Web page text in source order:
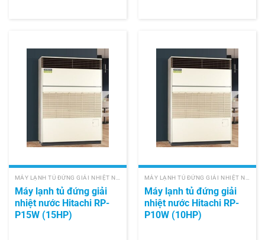
Máy lạnh tủ đứng giải
nhiệt nước Hitachi RP-
P15W (15HP)
Máy lạnh tủ đứng giải
nhiệt nước Hitachi RP-
P10W (10HP)